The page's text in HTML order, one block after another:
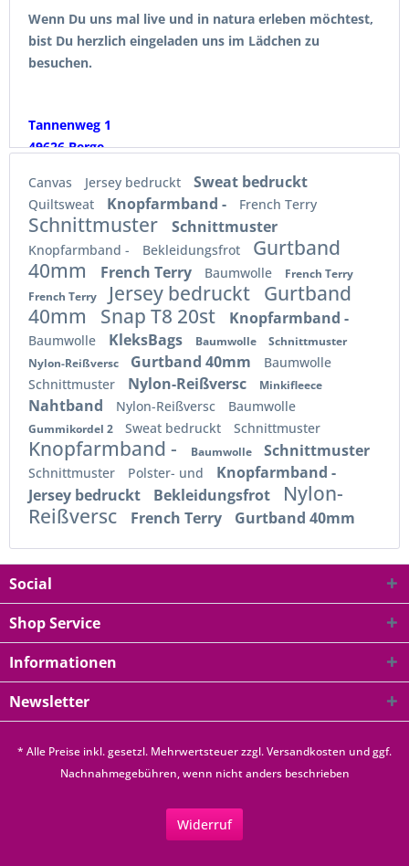
Wenn Du uns mal live und in natura erleben möchtest,
bist Du herzlich eingeladen uns im Lädchen zu
besuchen.
Tannenweg 1
49626 Berge
Dienstag: 9:00 - 17:00 Uhr
und Donnerstag: 9:00 - 18:00 Uhr
1. Samstag im Monat 10:00 - 13:00 Uhr
Wir freuen uns auf Dich!
Viele Grüße Stoffkleks
Canvas Jersey bedruckt Sweat bedruckt
Quiltsweat Knopfarmband - French Terry
Schnittmuster Schnittmuster
Knopfarmband - Bekleidungsfrot
Gurtband
40mm
French Terry Baumwolle
French Terry
French Terry
Jersey bedruckt Gurtband
40mm
Snap T8 20st Knopfarmband -
Baumwolle KleksBags Baumwolle
Schnittmuster
Nylon-Reißversc
Gurtband 40mm
Baumwolle
Schnittmuster
Nylon-Reißversc Minkifleece
Nahtband Nylon-Reißversc Baumwolle
Gummikordel 2 Sweat bedruckt Schnittmuster
Knopfarmband - Baumwolle Schnittmuster
Schnittmuster Polster- und
Knopfarmband -
Jersey bedruckt
Bekleidungsfrot
Nylon-
Reißversc
French Terry Gurtband 40mm
Social
Shop Service
Informationen
Newsletter
* Alle Preise inkl. gesetzl. Mehrwertsteuer zzgl.Versandkosten und ggf.
Nachnahmegebühren, wenn nicht anders beschrieben
Widerruf